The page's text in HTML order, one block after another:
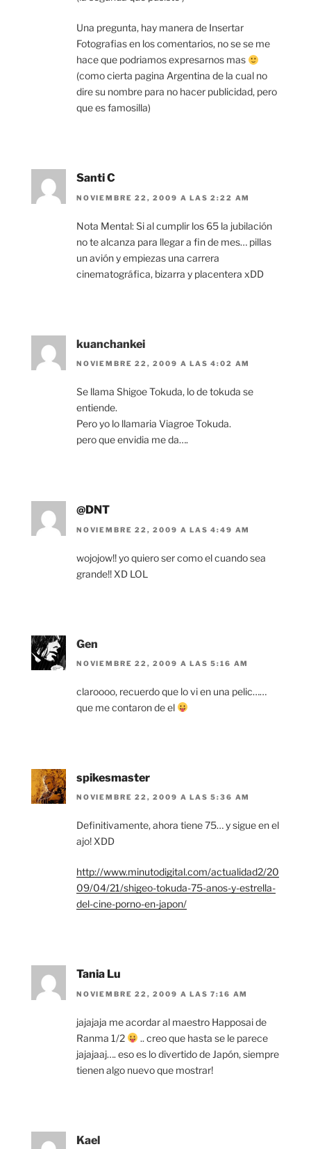
Una pregunta, hay manera de Insertar
Fotografias en los comentarios, no se se me
hace que podriamos expresarnos mas
(como cierta pagina Argentina de la cual no
dire su nombre para no hacer publicidad, pero
que es famosilla)
Santi C
NOVIEMBRE 22, 2009 A LAS 2:22 AM
Nota Mental: Si al cumplir los 65 la jubilación
no te alcanza para llegar a fin de mes… pillas
un avión y empiezas una carrera
cinematográfica, bizarra y placentera xDD
kuanchankei
NOVIEMBRE 22, 2009 A LAS 4:02 AM
Se llama Shigoe Tokuda, lo de tokuda se
entiende.
Pero yo lo llamaria Viagroe Tokuda.
pero que envidia me da….
@DNT
NOVIEMBRE 22, 2009 A LAS 4:49 AM
wojojow!! yo quiero ser como el cuando sea
grande!! XD LOL
Gen
NOVIEMBRE 22, 2009 A LAS 5:16 AM
claroooo, recuerdo que lo vi en una pelic……
que me contaron de el
spikesmaster
NOVIEMBRE 22, 2009 A LAS 5:36 AM
Definitivamente, ahora tiene 75… y sigue en el
ajo! XDD
http://www.minutodigital.com/actualidad2/20
09/04/21/shigeo-tokuda-75-anos-y-estrella-
del-cine-porno-en-japon/
Tania Lu
NOVIEMBRE 22, 2009 A LAS 7:16 AM
jajajaja me acordar al maestro Happosai de
Ranma 1/2
.. creo que hasta se le parece
jajajaaj…. eso es lo divertido de Japón, siempre
tienen algo nuevo que mostrar!
Kael